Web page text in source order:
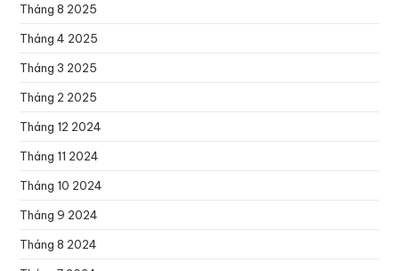
Tháng 8 2025
Tháng 4 2025
Tháng 3 2025
Tháng 2 2025
Tháng 12 2024
Tháng 11 2024
Tháng 10 2024
Tháng 9 2024
Tháng 8 2024